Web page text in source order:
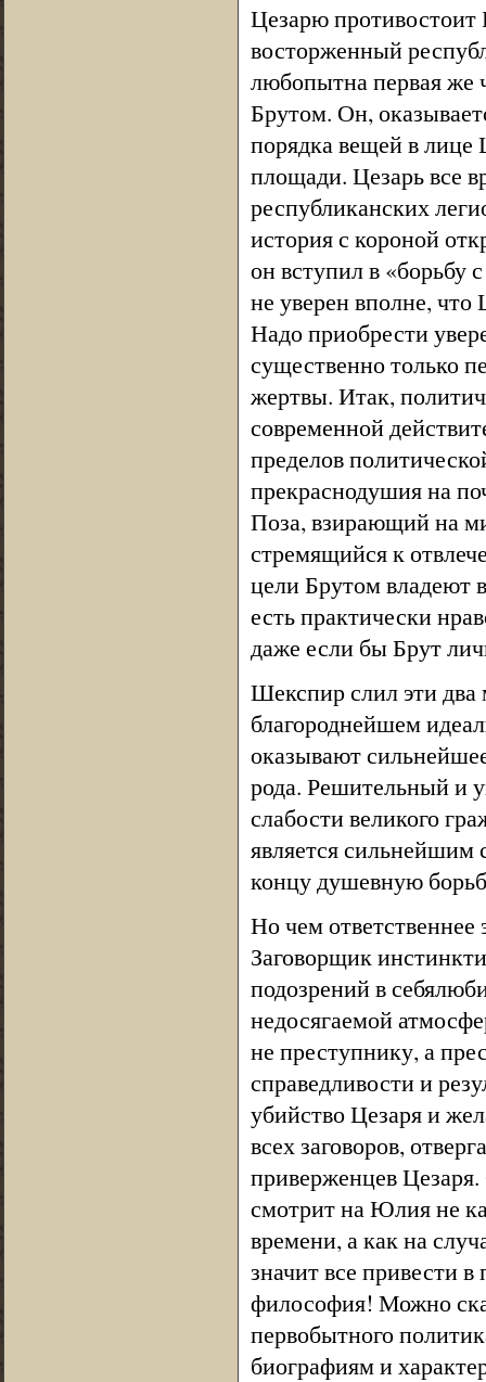
Цезарю противостоит
восторженный
любопытна первая же
Брутом. Он,
порядка вещей в лице
площади. Цезарь все
республиканских
история с короной
он вступил в «борьбу
не уверен вполне,
Надо приобрести
существенно только
жертвы. Итак,
современной
пределов
прекраснодушия на
Поза, взирающий на
стремящийся к
цели Брутом владеют
есть практически
даже если бы Брут
Шекспир слил эти два
благороднейшем
оказывают
рода. Решительный и
слабости великого
является
концу душевную
Но чем
Заговорщик
подозрений в
недосягаемой
не преступнику, а
справедливости и
убийство Цезаря и
всех заговоров,
приверженцев
смотрит на Юлия не
времени, а как на
значит все привести
философия! Можно
первобытного
биографиям и